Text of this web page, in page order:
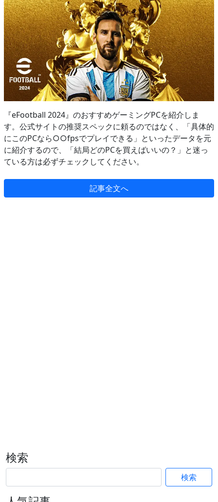
『eFootball 2024』のおすすめゲーミングPCを紹介しま
す。公式サイトの推奨スペックに頼るのではなく、「具体的
にこのPCなら○○fpsでプレイできる」といったデータを元
に紹介するので、「結局どのPCを買えばいいの？」と迷っ
ている方は必ずチェックしてください。
記事全文へ
検索
検索